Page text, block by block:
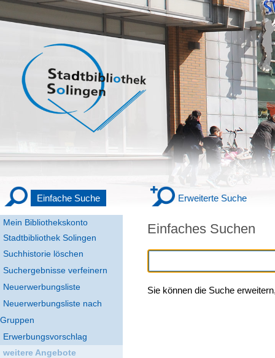
Mein Bibliothekskonto
Stadtbibliothek Solingen
Einfache Suche Erweiterte Suche
Suchhistorie löschen
Suchergebnisse verfeinern
Neuerwerbungsliste
Neuerwerbungsliste nach
Gruppen
Erwerbungsvorschlag
weitere Angebote
Einfaches Suchen
Sie können die Suche